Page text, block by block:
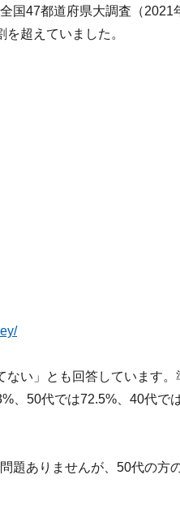
国47都道府県大調査（2021
超えていました。
い」とも回答しています
、50代では72.5%、40代で
題ありませんが、50代の方